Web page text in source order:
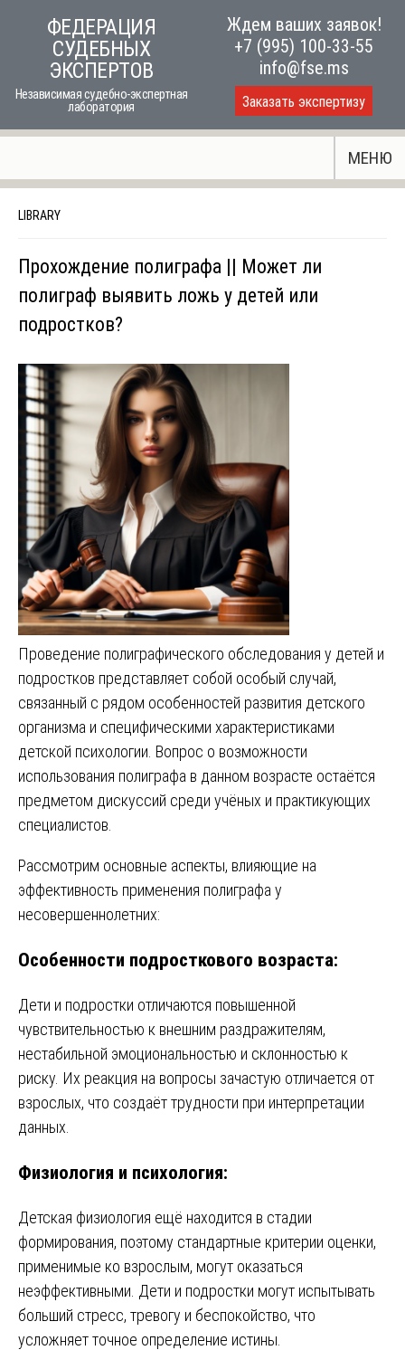
ФЕДЕРАЦИЯ
СУДЕБНЫХ
ЭКСПЕРТОВ
Независимая судебно-экспертная
лаборатория
Ждем ваших заявок!
+7 (995) 100-33-55
info@fse.ms
Заказать экспертизу
МЕНЮ
LIBRARY
Прохождение полиграфа || Может ли
полиграф выявить ложь у детей или
подростков?
Проведение полиграфического обследования у детей и
подростков представляет собой особый случай,
связанный с рядом особенностей развития детского
организма и специфическими характеристиками
детской психологии. Вопрос о возможности
использования полиграфа в данном возрасте остаётся
предметом дискуссий среди учёных и практикующих
специалистов.
Рассмотрим основные аспекты, влияющие на
эффективность применения полиграфа у
несовершеннолетних:
Особенности подросткового возраста:
Дети и подростки отличаются повышенной
чувствительностью к внешним раздражителям,
нестабильной эмоциональностью и склонностью к
риску. Их реакция на вопросы зачастую отличается от
взрослых, что создаёт трудности при интерпретации
данных.
Физиология и психология:
Детская физиология ещё находится в стадии
формирования, поэтому стандартные критерии оценки,
применимые ко взрослым, могут оказаться
неэффективными. Дети и подростки могут испытывать
больший стресс, тревогу и беспокойство, что
усложняет точное определение истины.